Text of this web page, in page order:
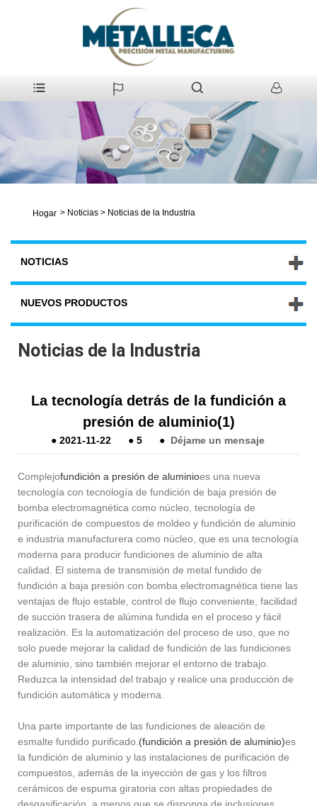
Hogar > Noticias > Noticias de la Industria
NOTICIAS
NUEVOS PRODUCTOS
Noticias de la Industria
La tecnología detrás de la fundición a
presión de aluminio(1)
●2021-11-22 ●5 ● Déjame un mensaje
Complejofundición a presión de aluminioes una nueva
tecnología con tecnología de fundición de baja presión de
bomba electromagnética como núcleo, tecnología de
purificación de compuestos de moldeo y fundición de aluminio
e industria manufacturera como núcleo, que es una tecnología
moderna para producir fundiciones de aluminio de alta
calidad. El sistema de transmisión de metal fundido de
fundición a baja presión con bomba electromagnética tiene las
ventajas de flujo estable, control de flujo conveniente, facilidad
de succión trasera de alúmina fundida en el proceso y fácil
realización. Es la automatización del proceso de uso, que no
solo puede mejorar la calidad de fundición de las fundiciones
de aluminio, sino también mejorar el entorno de trabajo.
Reduzca la intensidad del trabajo y realice una producción de
fundición automática y moderna.
Una parte importante de las fundiciones de aleación de
esmalte fundido purificado. (fundición a presión de aluminio)es
la fundición de aluminio y las instalaciones de purificación de
compuestos, además de la inyección de gas y los filtros
cerámicos de espuma giratoria con altas propiedades de